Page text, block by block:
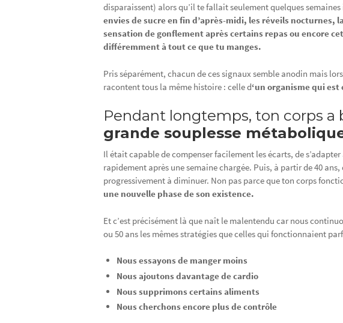
disparaissent) alors qu’il te fallait seulement quelques
envies de sucre en fin d’après-midi, les réveils nocturnes,
sensation de gonflement après certains repas ou encore
différemment à tout ce que tu manges.
Pris séparément, chacun de ces signaux semble anodin mais
racontent tous la même histoire : celle d‘un organisme qui
Pendant longtemps, ton corps a
grande souplesse
Il était capable de compenser facilement les écarts, de
rapidement après une semaine chargée. Puis, à partir de 40
progressivement à diminuer. Non pas parce que ton corps
une nouvelle phase de son existence.
Et c’est précisément là que naît le malentendu car nous
ou 50 ans les mêmes stratégies que celles qui fonctionnaient
Nous essayons de manger moins
Nous ajoutons davantage de cardio
Nous supprimons certains aliments
Nous cherchons encore plus de contrôle